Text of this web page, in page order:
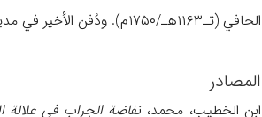
الحافي (تـ۱۱۶۳هـ/۱۷۵۰م). ودُفن الأخیر في مدینة سلا أیضاً قرب ضریح سیدي أحمد بن عاشر (لیفي بروفنسال، ن.ص).
المصادر
ابن الخطیب، محمد، نفاضة الجراب في علالة